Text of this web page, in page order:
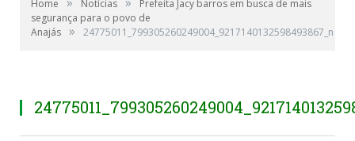
Home Notícias
Prefeita Jacy barros em busca de mais
segurança para o povo de
Anajás » 24775011_799305260249004_9217140132598493867_n